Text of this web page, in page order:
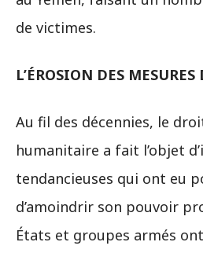
de victimes.
L’ÉROSION DES
Au fil des décennies, le
humanitaire a fait l’objet
tendancieuses qui ont eu
d’amoindrir son pouvoir
États et groupes armés